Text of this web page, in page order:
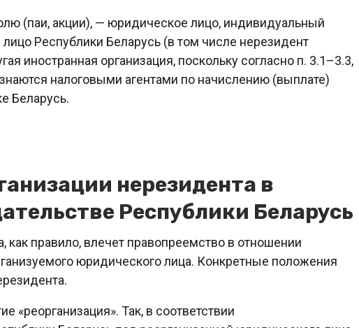
(паи, акции), — юридическое лицо, индивидуальный
Республики Беларусь (в том числе нерезидент
иностранная организация, поскольку согласно п. 3.1–3.3,
налоговыми агентами по начислению (выплате)
Беларусь.
нерезидента в
Республики Беларусь
как правило, влечет правопреемство в отношении
юридического лица. Конкретные положения
«реорганизация». Так, в соответствии